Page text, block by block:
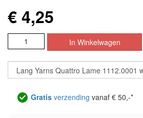
€ 4,25
Gratis verzending vanaf € 50,-*